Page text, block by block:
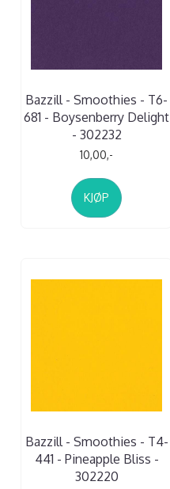
Bazzill - Smoothies - T6-
681 - Boysenberry Delight
- 302232
10,00,-
KJØP
Bazzill - Smoothies - T4-
441 - Pineapple Bliss -
302220